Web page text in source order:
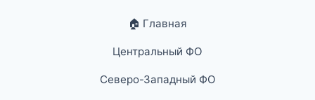
🏠 Главная
Центральный ФО
Северо-Западный ФО